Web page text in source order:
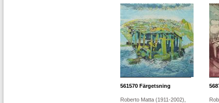
561570 Färgetsning
Roberto Matta (1911-2002),